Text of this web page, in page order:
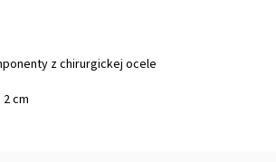
z chirurgickej ocele
cm